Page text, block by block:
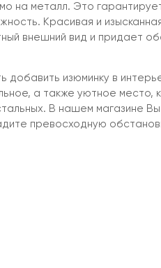
на металл. Это
Красивая и
внешний вид и придает
добавить изюминку в
а также уютное место,
В нашем магазине
превосходную